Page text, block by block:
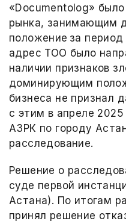
«Documentolog»
рынка, занимающим
положение за
адрес ТОО было
наличии признаков
доминирующим
бизнеса не признал
с этим в апреле
АЗРК по городу
расследование.
Решение о
суде первой
Астана). По итогам
принял решение